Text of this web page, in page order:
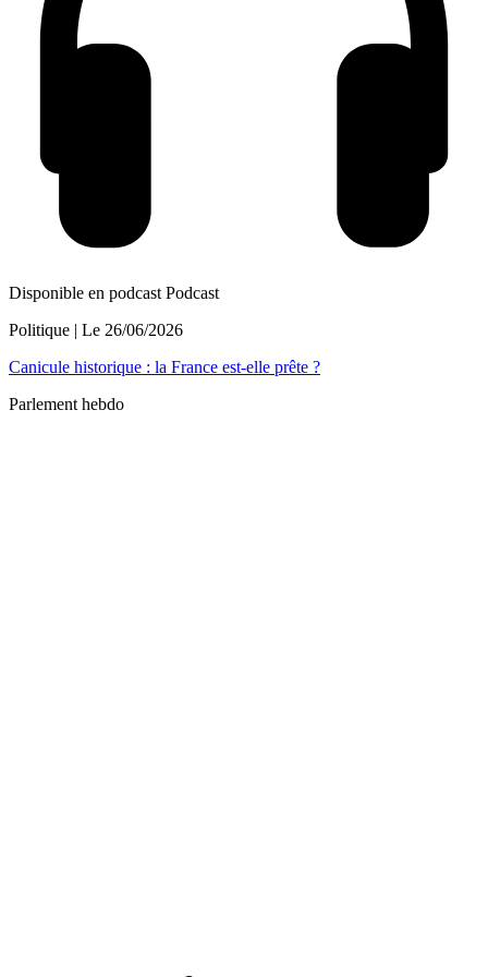
Disponible en podcast Podcast
Politique | Le 26/06/2026
Canicule historique : la France est-elle prête ?
Parlement hebdo